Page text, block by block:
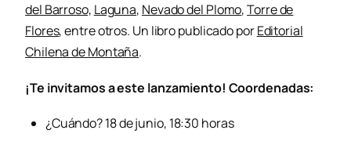
del Barroso, Laguna, Nevado del Plomo,Torre de
Flores, entre otros. Un libro publicado porEditorial
Chilena de Montaña.
¡Te invitamos a este lanzamiento! Coordenadas:
¿Cuándo? 18 de junio, 18:30 horas